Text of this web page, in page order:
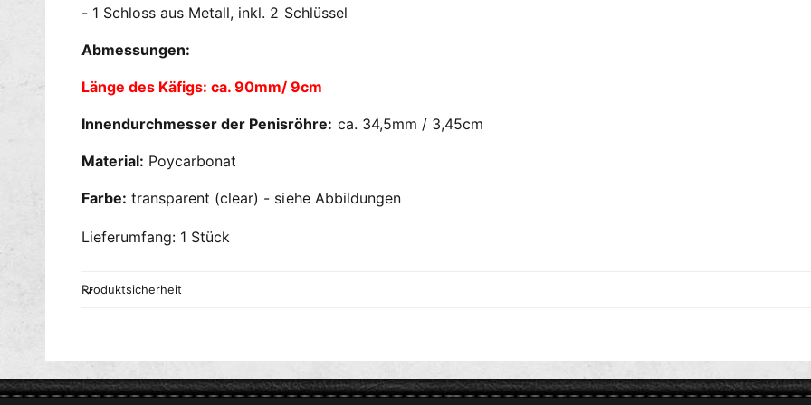
- 1 Schloss aus Metall, inkl. 2 Schlüssel
Abmessungen:
Länge des Käfigs: ca. 90mm/ 9cm
Innendurchmesser der Penisröhre: ca. 34,5mm / 3,45cm
Material: Poycarbonat
Farbe: transparent (clear) - siehe Abbildungen
Lieferumfang: 1 Stück
Produktsicherheit